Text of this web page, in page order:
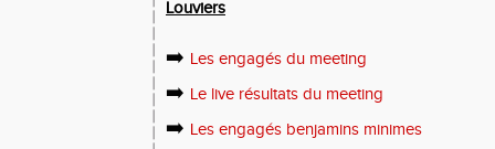
Louviers
➡️ Les engagés du meeting
➡️ Le live résultats du meeting
➡️ Les engagés benjamins minimes